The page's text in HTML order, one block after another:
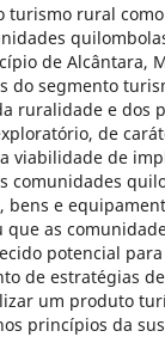
turismo rural
de Alcântara,
do segmento
ruralidade e dos
de
viabilidade de
comunidades
bens e
as
potencial
de estratégias
um produto
princípios da